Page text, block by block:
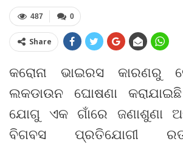
0
487
Share
କରୋନା ଭାଇରସ କାରଣରୁ
ଲକଡାଉନ ଘୋଷଣା
ଯୋଗୁ ଏକ ଗାଁରେ ଜଣାଶୁଣା
ବିଗବସ ପ୍ରତିଯୋଗୀ